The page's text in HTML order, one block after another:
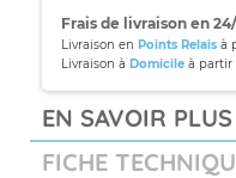
Frais de livraison en
Livraison en Points Relaisà
Livraison à Domicileà partir
EN SAVOIR PLUS
FICHE